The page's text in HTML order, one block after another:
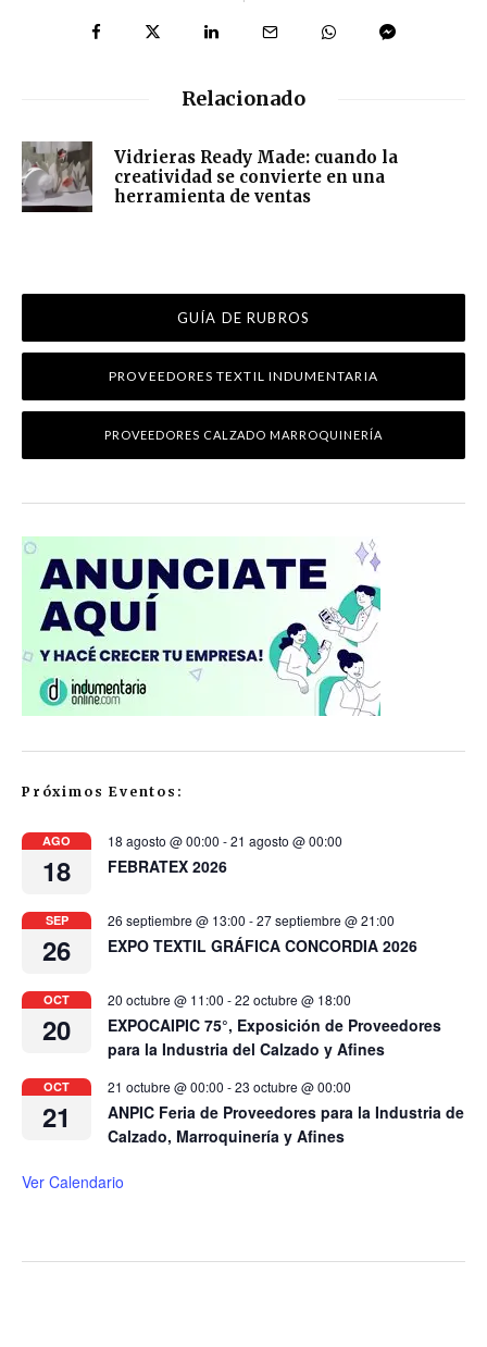
Relacionado
Vidrieras Ready Made: cuando la
creatividad se convierte en una
herramienta de ventas
GUÍA DE RUBROS
PROVEEDORES TEXTIL INDUMENTARIA
PROVEEDORES CALZADO MARROQUINERÍA
Próximos Eventos:
AGO
18
18 agosto @ 00:00 -21 agosto @ 00:00
FEBRATEX 2026
SEP
26
26 septiembre @ 13:00 -27 septiembre @ 21:00
EXPO TEXTIL GRÁFICA CONCORDIA 2026
OCT
20
20 octubre @ 11:00 -22 octubre @ 18:00
EXPOCAIPIC 75°, Exposición de Proveedores
para la Industria del Calzado y Afines
OCT
21
21 octubre @ 00:00 -23 octubre @ 00:00
ANPIC Feria de Proveedores para la Industria de
Calzado, Marroquinería y Afines
Ver Calendario